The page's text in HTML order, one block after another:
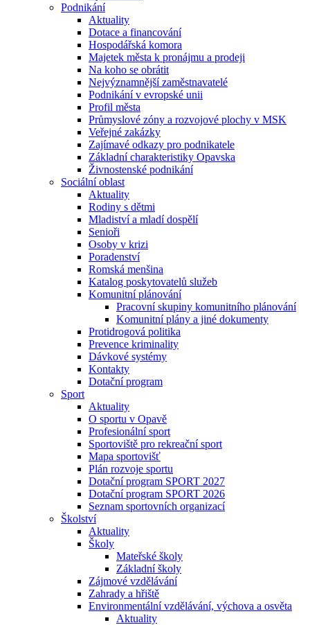
Podnikání
Aktuality
Dotace a financování
Hospodářská komora
Majetek města k pronájmu a prodeji
Na koho se obrátit
Nejvýznamnější zaměstnavatelé
Podnikání v evropské unii
Profil města
Průmyslové zóny a rozvojové plochy v MSK
Veřejné zakázky
Zajímavé odkazy pro podnikatele
Základní charakteristiky Opavska
Živnostenské podnikání
Sociální oblast
Aktuality
Rodiny s dětmi
Mladiství a mladí dospělí
Senioři
Osoby v krizi
Poradenství
Romská menšina
Katalog poskytovatelů služeb
Komunitní plánování
Pracovní skupiny komunitního plánování
Komunitní plány a jiné dokumenty
Protidrogová politika
Prevence kriminality
Dávkové systémy
Kontakty
Dotační program
Sport
Aktuality
O sportu v Opavě
Profesionální sport
Sportoviště pro rekreační sport
Mapa sportovišť
Plán rozvoje sportu
Dotační program SPORT 2027
Dotační program SPORT 2026
Seznam sportovních organizací
Školství
Aktuality
Školy
Mateřské školy
Základní školy
Zájmové vzdělávání
Zahrady a hřiště
Environmentální vzdělávání, výchova a osvěta
Aktuality